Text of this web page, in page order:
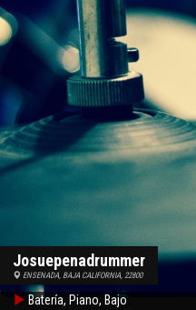
Josuepenadrummer
ENSENADA, BAJA CALIFORNIA, 22800
Batería, Piano, Bajo